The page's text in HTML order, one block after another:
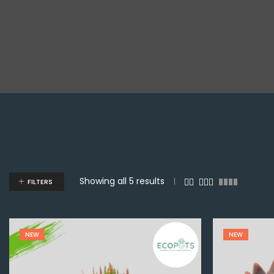
Showing all 5 results
FILTERS
NEW NEW